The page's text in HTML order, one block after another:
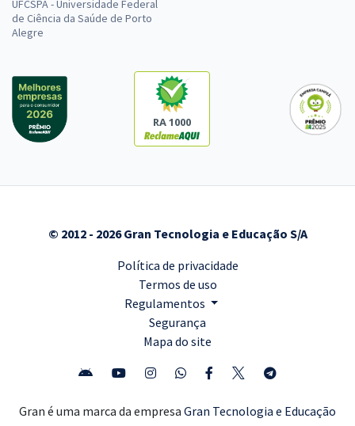
UFCSPA - Universidade Federal
de Ciência da Saúde de Porto
Alegre
RA 1000
© 2012 - 2026 Gran Tecnologia e Educação S/A
Política de privacidade
Termos de uso
Regulamentos
Segurança
Mapa do site
Gran é uma marca da empresa Gran Tecnologia e Educação